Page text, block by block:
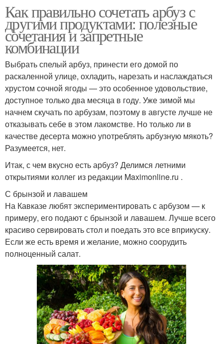
Как правильно сочетать арбуз с
другими продуктами: полезные
сочетания и запретные
комбинации
Выбрать спелый арбуз, принести его домой по
раскаленной улице, охладить, нарезать и наслаждаться
хрустом сочной ягоды — это особенное удовольствие,
доступное только два месяца в году. Уже зимой мы
начнем скучать по арбузам, поэтому в августе лучше не
отказывать себе в этом лакомстве. Но только ли в
качестве десерта можно употреблять арбузную мякоть?
Разумеется, нет.
Итак, с чем вкусно есть арбуз? Делимся летними
открытиями коллег из редакции Maximonline.ru .
С брынзой и лавашем
На Кавказе любят экспериментировать с арбузом — к
примеру, его подают с брынзой и лавашем. Лучше всего
красиво сервировать стол и поедать это все вприкуску.
Если же есть время и желание, можно соорудить
полноценный салат.